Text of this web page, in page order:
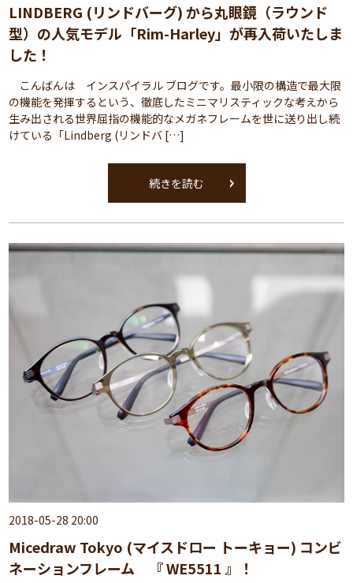
LINDBERG (リンドバーグ) から丸眼鏡（ラウンド
型）の人気モデル「Rim-Harley」が再入荷いたしま
した！
こんばんは インスパイラル ブログです。最小限の構造で最大限
の機能を発揮するという、徹底したミニマリスティックな考えから
生み出される世界屈指の機能的なメガネフレームを世に送り出し続
けている「Lindberg (リンドバ […]
続きを読む
2018-05-28 20:00
Micedraw Tokyo (マイスドロー トーキョー) コンビ
ネーションフレーム 『 WE5511 』！